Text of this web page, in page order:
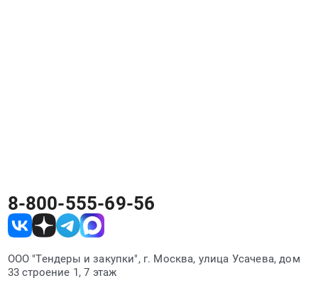
8-800-555-69-56
ООО "Тендеры и закупки", г. Москва, улица Усачева, дом
33 строение 1, 7 этаж